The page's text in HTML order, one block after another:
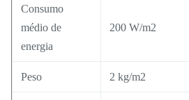
Consumo
médio de
energia
200 W/m2
Peso 2 kg/m2